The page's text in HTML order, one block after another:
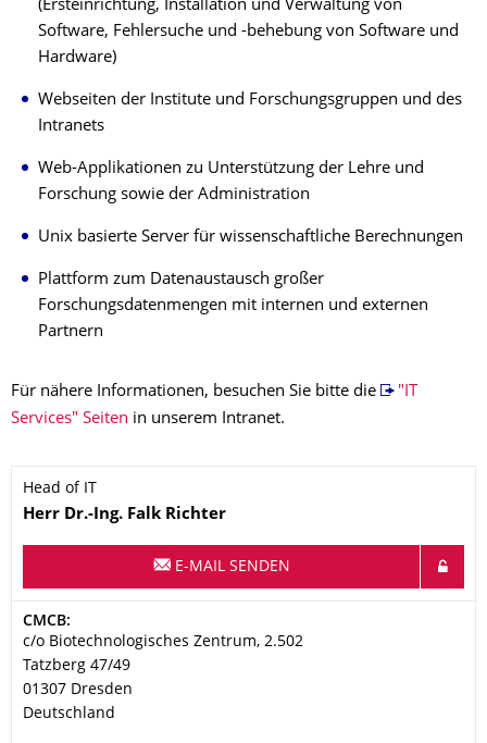
(Ersteinrichtung, Installation und Verwaltung von
Software, Fehlersuche und -behebung von Software und
Hardware)
Webseiten der Institute und Forschungsgruppen und des
Intranets
Web-Applikationen zu Unterstützung der Lehre und
Forschung sowie der Administration
Unix basierte Server für wissenschaftliche Berechnungen
Plattform zum Datenaustausch großer
Forschungsdatenmengen mit internen und externen
Partnern
Für nähere Informationen, besuchen Sie bitte die
"IT
Services" Seiten in unserem Intranet.
Head of IT
Name
Herr Dr.-Ing. Falk Richter
E-MAIL SENDEN
Adresse
CMCB:
c/o Biotechnologisches Zentrum, 2.502
Tatzberg 47/49
01307 Dresden
Deutschland